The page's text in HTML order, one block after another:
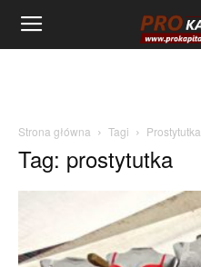
Strona główna Tagi Prostytutka
Tag: prostytutka